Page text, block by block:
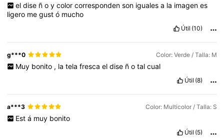
el dise ñ o y color corresponden son iguales a la imagen es
ligero megustó mucho
Útil (10)
g***0 Color: Verde / Talla: M
Muy bonito , la tela fresca el dise ñ o tal cual
Útil (8)
a***3 Color: Multicolor / Talla: S
Est á muy bonito
Útil (5)